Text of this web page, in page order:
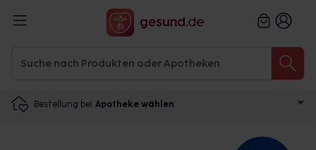
Bestellung bei Apotheke wählen